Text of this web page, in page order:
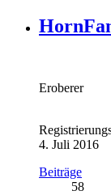
Eroberer
4. Juli 2016
Beiträge
58